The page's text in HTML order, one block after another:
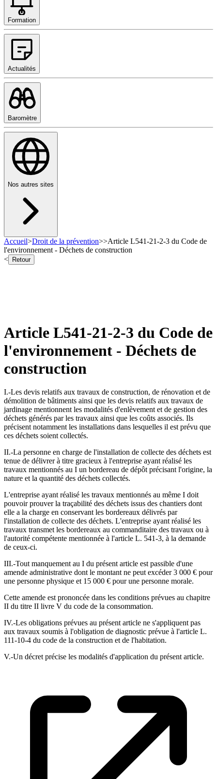
Formation
Actualités
Baromètre
Nos autres sites
Accueil>Droit de la prévention>>Article L541-21-2-3 du Code de
l'environnement - Déchets de construction
<
Retour
Article L541-21-2-3 du Code de
l'environnement - Déchets de
construction
I.-Les devis relatifs aux travaux de construction, de rénovation et de
démolition de bâtiments ainsi que les devis relatifs aux travaux de
jardinage mentionnent les modalités d'enlèvement et de gestion des
déchets générés par les travaux ainsi que les coûts associés. Ils
précisent notamment les installations dans lesquelles il est prévu que
ces déchets soient collectés.
II.-La personne en charge de l'installation de collecte des déchets est
tenue de délivrer à titre gracieux à l'entreprise ayant réalisé les
travaux mentionnés au I un bordereau de dépôt précisant l'origine, la
nature et la quantité des déchets collectés.
L'entreprise ayant réalisé les travaux mentionnés au même I doit
pouvoir prouver la traçabilité des déchets issus des chantiers dont
elle a la charge en conservant les bordereaux délivrés par
l'installation de collecte des déchets. L'entreprise ayant réalisé les
travaux transmet les bordereaux au commanditaire des travaux ou à
l'autorité compétente mentionnée à l'article L. 541-3, à la demande
de ceux-ci.
III.-Tout manquement au I du présent article est passible d'une
amende administrative dont le montant ne peut excéder 3 000 € pour
une personne physique et 15 000 € pour une personne morale.
Cette amende est prononcée dans les conditions prévues au chapitre
II du titre II livre V du code de la consommation.
IV.-Les obligations prévues au présent article ne s'appliquent pas
aux travaux soumis à l'obligation de diagnostic prévue à l'article L.
111-10-4 du code de la construction et de l'habitation.
V.-Un décret précise les modalités d'application du présent article.